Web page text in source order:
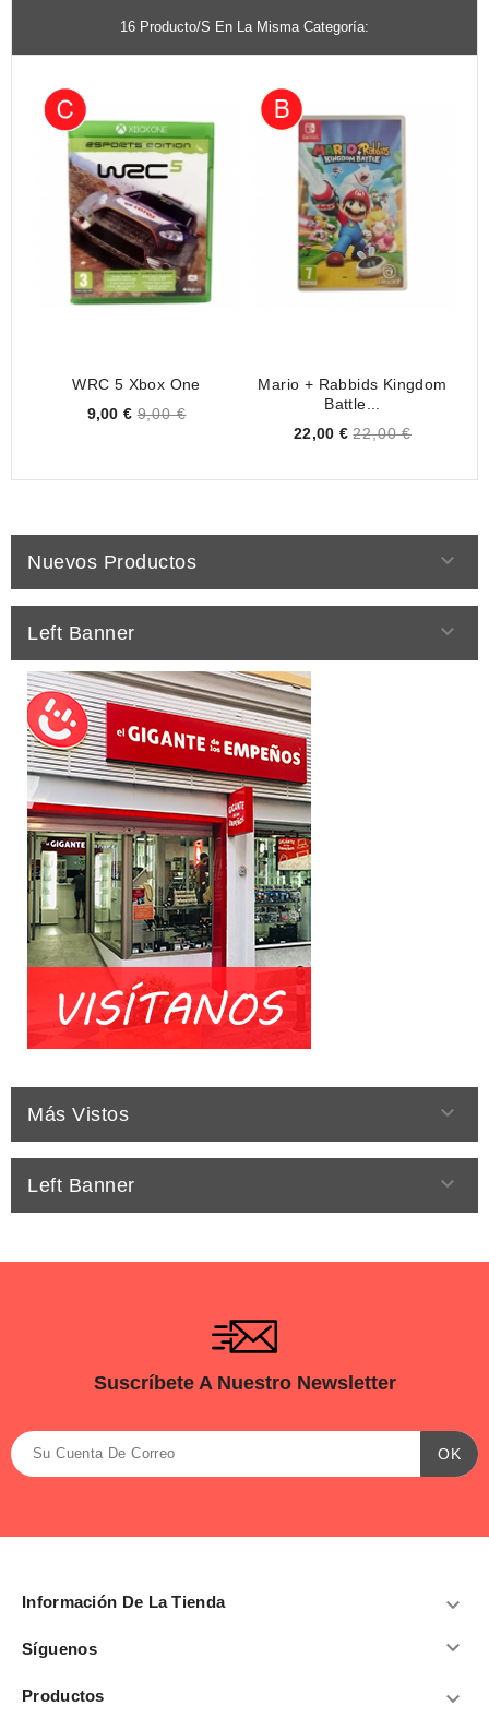
16 Producto/s En La Misma Categoría:
WRC 5 Xbox One
Price
9,00 € 9,00 €
Mario + Rabbids Kingdom
Battle...
Price
22,00 € 22,00 €
Nuevos Productos 
Left Banner 
Más Vistos 
Left Banner 
Suscríbete A Nuestro Newsletter
Información De La Tienda 
Síguenos 
Productos 